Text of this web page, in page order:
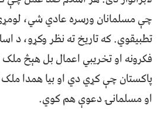
چې مسلمانان ورسره عادي شي،
تطبیقوي. که تاریخ ته نظر وکړو، د
فکرونه او تخریبي اعمال بل هېڅ
پاکستان چې کړي دي او بیا همدا ملک
او مسلمانۍ دعوې هم کوي.